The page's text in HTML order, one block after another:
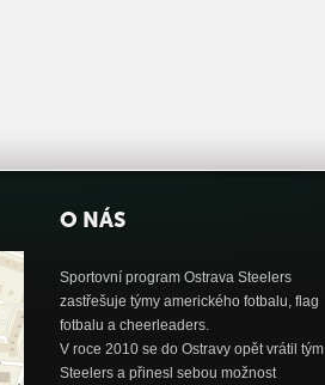
O NÁS
Sportovní program Ostrava Steelers
zastřešuje týmy amerického fotbalu, flag
fotbalu a cheerleaders.
V roce 2010 se do Ostravy opět vrátil tým
Steelers a přinesl sebou možnost